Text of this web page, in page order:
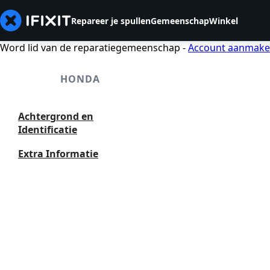
Repareer je spullenGemeenschapWinkel
Word lid van de reparatiegemeenschap -Account
HONDA
Achtergrond en
Identificatie
Extra Informatie